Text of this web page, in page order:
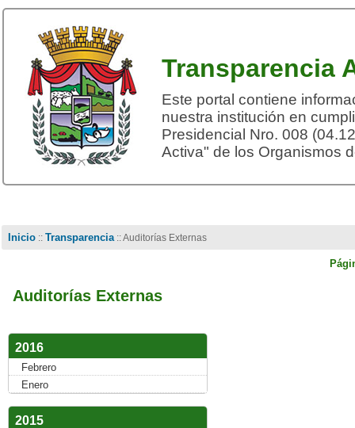
Transparencia
Este portal contiene
nuestra institución en
Presidencial Nro. 008
Activa" de los Organismos
Inicio:: Transparencia:: Auditorías Externas
Auditorías Externas
2016
Febrero
Enero
2015